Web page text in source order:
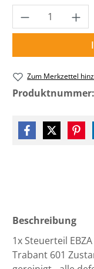
Produkt
Zum Merkzettel
Produktnummer:
Beschreibung
1x Steuerteil
Trabant 601